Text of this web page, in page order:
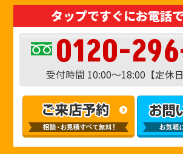
タップですぐにお電話
0120-
受付時間 10:00〜18:00【定休日